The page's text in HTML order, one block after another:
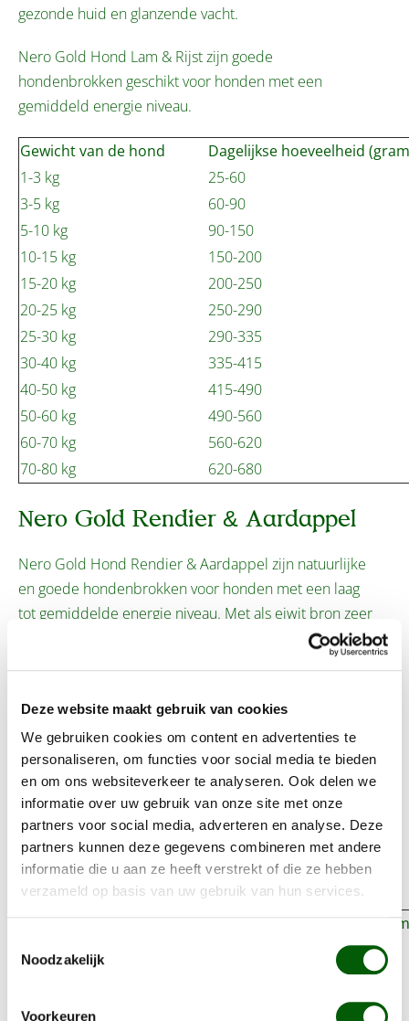
Deze website maakt gebruik van cookies
We gebruiken cookies om content en advertenties te
personaliseren, om functies voor social media te bieden
en om ons websiteverkeer te analyseren. Ook delen we
informatie over uw gebruik van onze site met onze
partners voor social media, adverteren en analyse. Deze
partners kunnen deze gegevens combineren met andere
informatie die u aan ze heeft verstrekt of die ze hebben
verzameld op basis van uw gebruik van hun services.
Noodzakelijk
Voorkeuren
gezonde huid en glanzende vacht.
Nero Gold Hond Lam & Rijst zijn goede
hondenbrokken geschikt voor honden met een
gemiddeld energie niveau.
Gewicht van de hond
Dagelijkse hoeveelheid
1-3 kg
25-60
3-5 kg
60-90
5-10 kg
90-150
10-15 kg
150-200
15-20 kg
200-250
20-25 kg
250-290
25-30 kg
290-335
30-40 kg
335-415
40-50 kg
415-490
50-60 kg
490-560
60-70 kg
560-620
70-80 kg
620-680
Nero Gold Rendier & Aardappel
Nero Gold Hond Rendier & Aardappel zijn natuurlijke
en goede hondenbrokken voor honden met een laag
tot gemiddelde energie niveau. Met als eiwit bron zeer
hoge kwaliteit rendiervlees zijn deze hondenbrokken ook
uitermate geschikt voor honden met voedselintoleranties.
aardappel, deze worden op een zeer speciale manier
bereid en zijn hierdoor ook licht verteerbaar voor je
hond.
De goede hondenbrokken van Nero Gold Hond Rendier
& Aardappel hebben een laag vetpercentage en zijn
zodoende ook geschikt voor honden die kampen met
problemen tot overgewicht of gewichtsbeheersing.
Dagelijkse hoeveelheid
1-3 kg